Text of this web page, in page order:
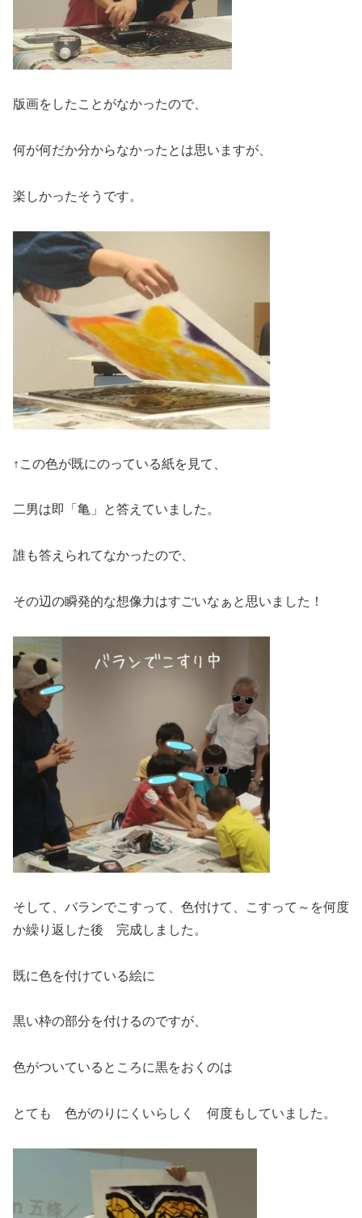
版画をしたことがなかったので、
何が何だか分からなかったとは思いますが、
楽しかったそうです。
↑この色が既にのっている紙を見て、
二男は即「亀」と答えていました。
誰も答えられてなかったので、
その辺の瞬発的な想像力はすごいなぁと思いました！
そして、バランでこすって、色付けて、こすって～を何度
か繰り返した後 完成しました。
既に色を付けている絵に
黒い枠の部分を付けるのですが、
色がついているところに黒をおくのは
とても 色がのりにくいらしく 何度もしていました。